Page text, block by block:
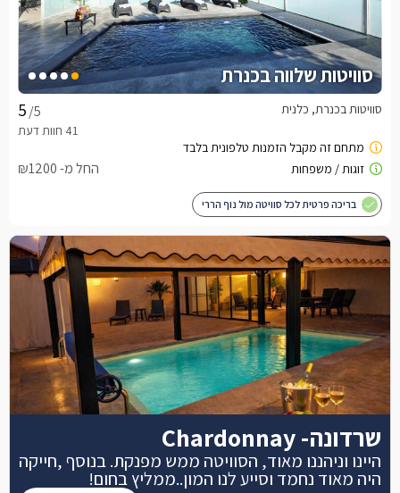
סוויטות שלווה בכנרת
/5 סוויטות בכנרת, כלנית
החל מ- ₪1200
בריכה פרטית לכל סוויטה מול נוף הררי
שרדונה- Chardonnay
היינו וניהננו מאוד, הסוויטה ממש מפנקת. בנוסף ,חייקה
היה מאוד נחמד וסייע לנו המון..ממליץ בחום!